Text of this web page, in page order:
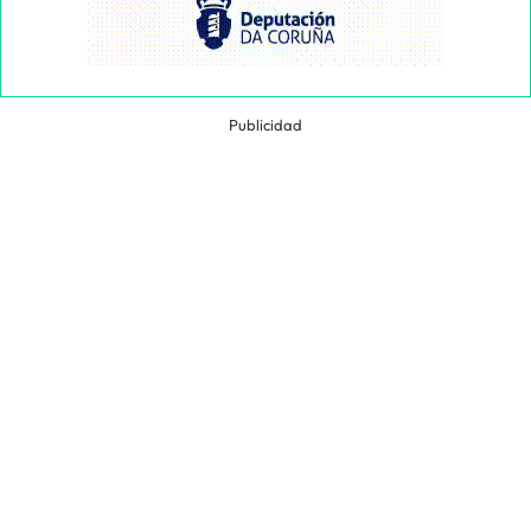
Publicidad